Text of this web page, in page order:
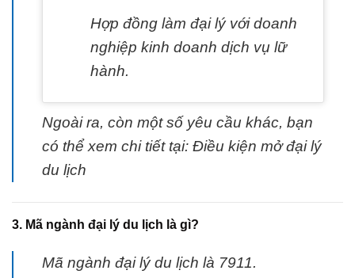
Hợp đồng làm đại lý với doanh
nghiệp kinh doanh dịch vụ lữ
hành.
Ngoài ra, còn một số yêu cầu khác, bạn
có thể xem chi tiết tại: Điều kiện mở đại lý
du lịch
3. Mã ngành đại lý du lịch là gì?
Mã ngành đại lý du lịch là 7911.